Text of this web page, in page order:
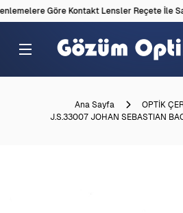
Göre Kontakt Lensler Reçete İle
Ana Sayfa
OPTİK
J.S.33007 JOHAN SEBASTIAN